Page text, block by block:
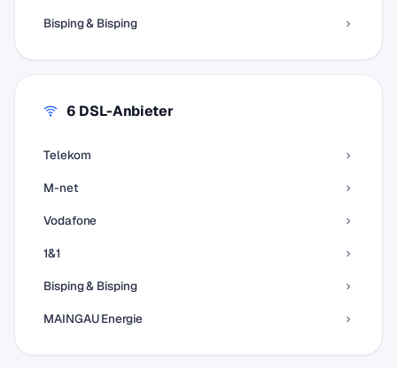
Bisping & Bisping
6 DSL-Anbieter
Telekom
M-net
Vodafone
1&1
Bisping & Bisping
MAINGAU Energie